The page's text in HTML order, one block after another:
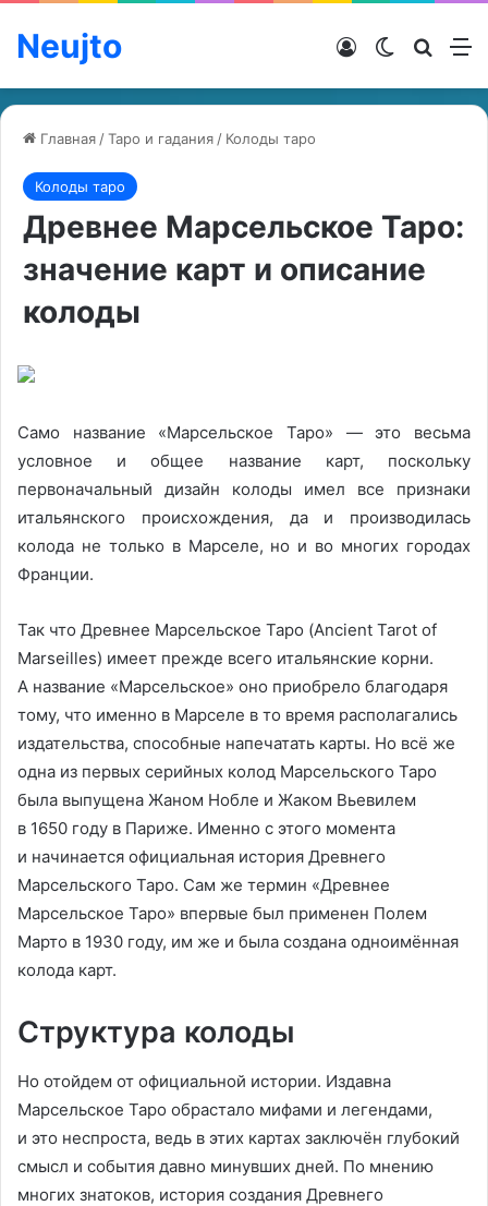
Neujto Switch skin
Войти
Главная /Таро и гадания / Колоды таро
Колоды таро
Древнее Марсельское Таро:
значение карт и описание
колоды
Само название «Марсельское Таро» — это весьма
условное и общее название карт, поскольку
первоначальный дизайн колоды имел все признаки
итальянского происхождения, да и производилась
колода не только в Марселе, но и во многих городах
Франции.
Так что Древнее Марсельское Таро (Ancient Tarot of
Marseilles) имеет прежде всего итальянские корни.
А название «Марсельское» оно приобрело благодаря
тому, что именно в Марселе в то время располагались
издательства, способные напечатать карты. Но всё же
одна из первых серийных колод Марсельского Таро
была выпущена Жаном Нобле и Жаком Вьевилем
в 1650 году в Париже. Именно с этого момента
и начинается официальная история Древнего
Марсельского Таро. Сам же термин «Древнее
Марсельское Таро» впервые был применен Полем
Марто в 1930 году, им же и была создана одноимённая
колода карт.
Структура колоды
Но отойдем от официальной истории. Издавна
Марсельское Таро обрастало мифами и легендами,
и это неспроста, ведь в этих картах заключён глубокий
смысл и события давно минувших дней. По мнению
многих знатоков, история создания Древнего